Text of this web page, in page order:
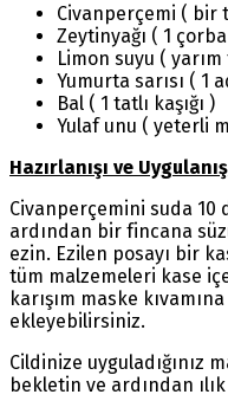
Civanperçemi ( bir
Zeytinyağı ( 1 çorba
Limon suyu (
Yumurta sarısı ( 1
Bal ( 1 tatlı kaşığı )
Yulaf unu ( yeterli
Hazırlanışı ve
Civanperçemini suda 10
ardından bir fincana
ezin. Ezilen posayı bir
tüm malzemeleri kase
karışım maske
ekleyebilirsiniz.
Cildinize uyguladığınız
bekletin ve ardından